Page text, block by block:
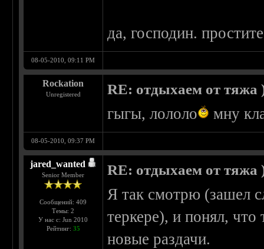
да, господин.
08-05-2010, 09:11 PM
Rockation
Unregistered RE: отдыхаем от тяжа
гыгы, лололо мну
08-05-2010, 09:37 PM
jared_wanted
Senior Member
Сообщений: 409
Темы: 2
У нас с: Jun 2010
Рейтинг: 35
RE: отдыхаем от тяжа
Я так смотрю (зашел
теркере), и понял, что
новые раздачи.